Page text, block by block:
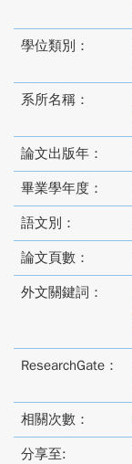
學位類別：
系所名稱：
論文出版年：
畢業學年度：
語文別：
論文頁數：
外文關鍵詞：
ResearchGate：
相關次數：
分享至: